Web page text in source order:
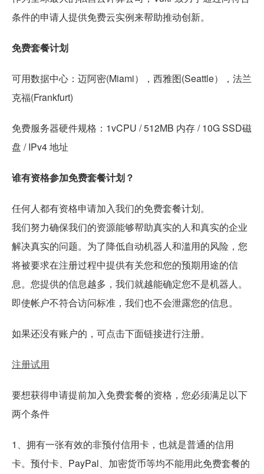
条件的申请人提供免费云实例来帮助推动创新。
免费套餐计划
可用数据中心：迈阿密(Miami），西雅图(Seattle），法兰
克福(Frankfurt)
免费服务器硬件规格：1vCPU / 512MB 内存 / 10G SSD磁
盘 / IPv4 地址
谁有资格参加免费套餐计划？
任何人都有资格申请加入我们的免费套餐计划。
我们努力确保我们的资源能够帮助真实的人和真实的企业
解决真实的问题。为了降低自动机器人和滥用的风险，您
将被要求在注册过程中提供有关您和您的预期用途的信
息。您提供的信息越多，我们就越能确定您不是机器人。
即使帐户不符合访问标准，我们也不会泄露您的信息。
如果还没有账户的，可点击下面链接进行注册。
注册试用
要想获得申请提前加入免费套餐的资格，您必须满足以下
两个条件
1、拥有一张有效的非预付信用卡，也就是普通的信用
卡。预付卡、PayPal、加密货币等均不能用此免费套餐的